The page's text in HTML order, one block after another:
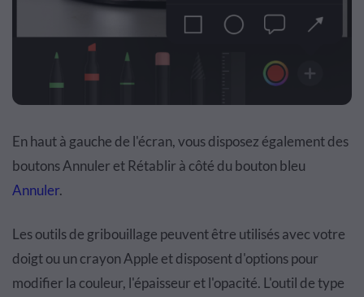
En haut à gauche de l'écran, vous disposez également des
boutons Annuler et Rétablir à côté du bouton bleu
Annuler.
Les outils de gribouillage peuvent être utilisés avec votre
doigt ou un crayon Apple et disposent d'options pour
modifier la couleur, l'épaisseur et l'opacité. L'outil de type